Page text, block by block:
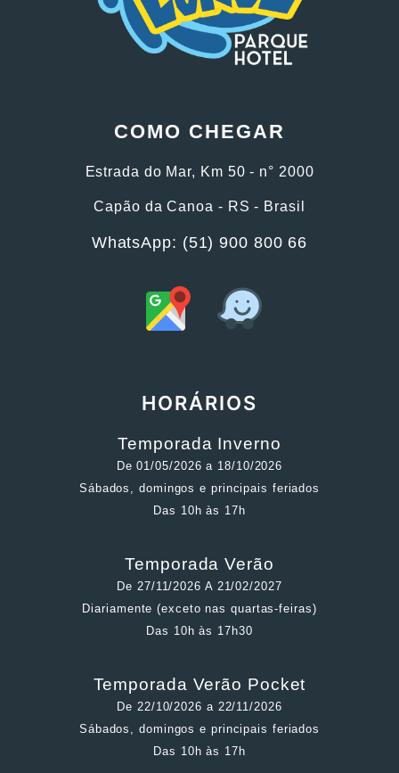
COMO CHEGAR
Estrada do Mar, Km 50 - n° 2000
Capão da Canoa - RS - Brasil
WhatsApp: (51) 900 800 66
HORÁRIOS
Temporada Inverno
De 01/05/2026 a 18/10/2026
Sábados, domingos e principais feriados
Das 10h às 17h
Temporada Verão
De 27/11/2026 A 21/02/2027
Diariamente (exceto nas quartas-feiras)
Das 10h às 17h30
Temporada Verão Pocket
De 22/10/2026 a 22/11/2026
Sábados, domingos e principais feriados
Das 10h às 17h